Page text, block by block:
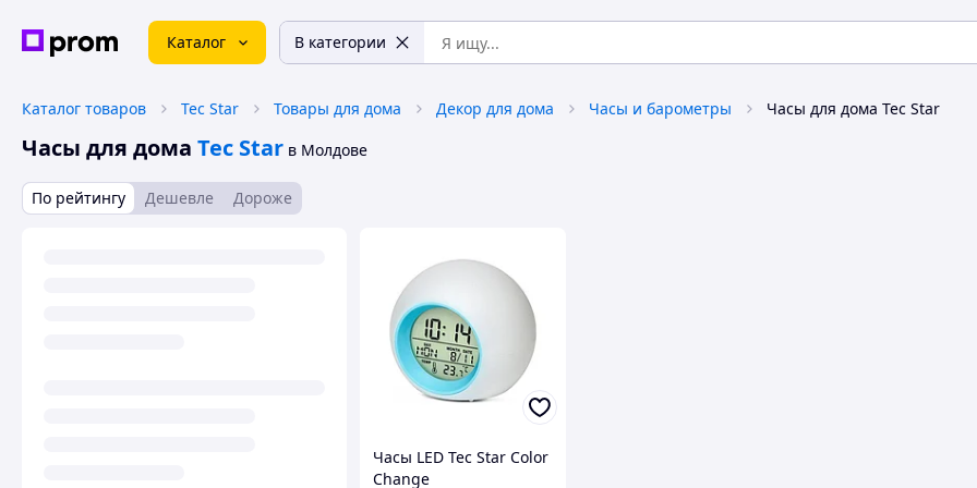
Каталог В категории
Каталог товаров Tec Star Товары для дома Декор для дома Часы и барометры Часы для дома Tec Star
Часы для дома Tec Star в Молдове
По рейтингу Дешевле Дороже
Часы LED Tec Star Color
Change